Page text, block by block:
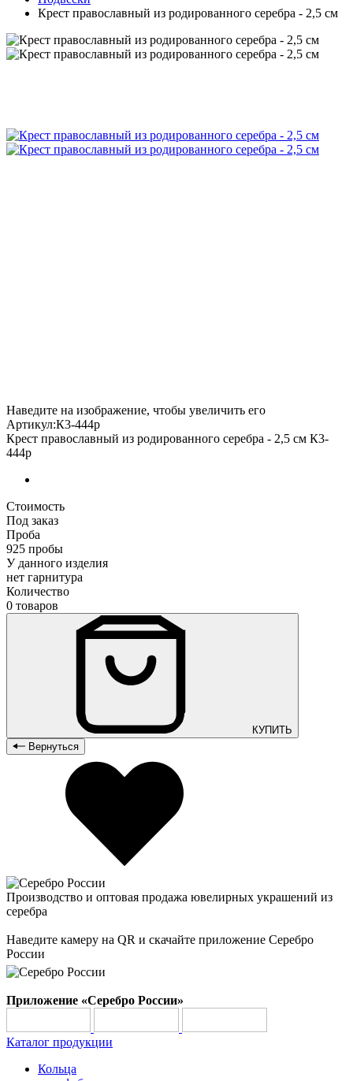
Крест православный из родированного серебра - 2,5 см
Наведите на изображение, чтобы увеличить его
Артикул:К3-444р
Крест православный из родированного серебра - 2,5 см К3-
444р
Стоимость
Под заказ
Проба
925 пробы
У данного изделия
нет гарнитура
Количество
0 товаров
КУПИТЬ
Вернуться
Производство и оптовая продажа ювелирных украшений из
серебра
Наведите камеру на QR и скачайте приложение Серебро
России
Приложение «Серебро России»
Каталог продукции
Кольца